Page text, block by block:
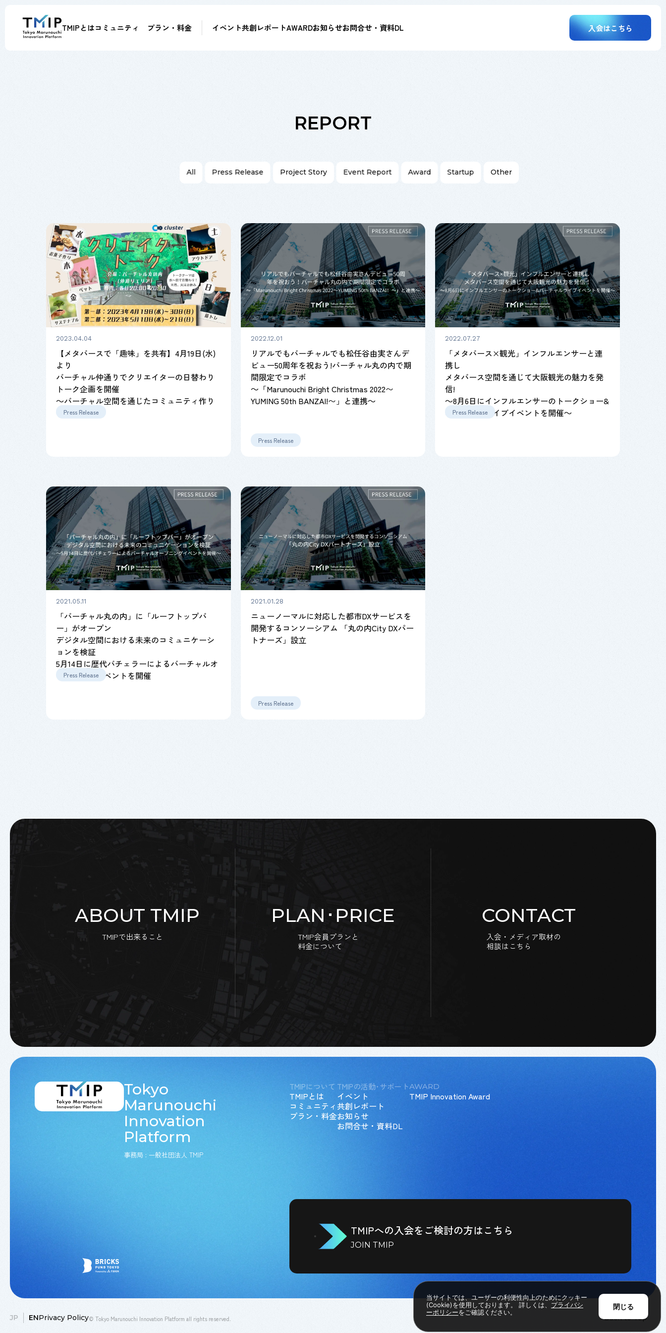
TMIPとはコミュニティ プラン・料金 イベント共創レポートAWARDお知らせお問合せ・資料DL 入会はこちら
REPORT
All Press Release Project Story Event Report Award Startup Other
2023.04.04
【メタバースで「趣味」を共有】4月19日(水)
より
バーチャル仲通りでクリエイターの日替わり
トーク企画を開催
～バーチャル空間を通じたコミュニティ作り
～Press Release
2022.12.01
リアルでもバーチャルでも松任谷由実さんデ
ビュー50周年を祝おう!バーチャル丸の内で期
間限定でコラボ
～「Marunouchi Bright Christmas 2022〜
YUMING 50th BANZAI!〜」と連携～
Press Release
2022.07.27
「メタバース×観光」インフルエンサーと連
携し
メタバース空間を通じて大阪観光の魅力を発
信!
～8月6日にインフルエンサーのトークショー&
バーチャルライブイベントを開催～
Press Release
2021.05.11
「バーチャル丸の内」に「ルーフトップバ
ー」がオープン
デジタル空間における未来のコミュニケーシ
ョンを検証
5月14日に歴代バチェラーによるバーチャルオ
ープニングイベントを開催
Press Release
2021.01.28
ニューノーマルに対応した都市DXサービスを
開発するコンソーシアム 「丸の内City DXパー
トナーズ」設立
Press Release
ABOUT TMIP
TMIPで出来ること
PLAN･PRICE
TMIP会員プランと
料金について
CONTACT
入会・メディア取材の
相談はこちら
TMIPへの入会をご検討の方はこちら
JOIN TMIP
Tokyo
Marunouchi
Innovation
Platform
事務局 : 一般社団法人 TMIP
TMIPについて
TMIPとは
コミュニティ
プラン・料金
TMIPの活動･サポート
イベント
共創レポート
お知らせ
お問合せ・資料DL
AWARD
TMIP Innovation Award
JP ENPrivacy Policy© Tokyo Marunouchi Innovation Platform all rights reserved. Back to Top
当サイトでは、ユーザーの利便性向上のためにクッキー
(Cookie)を使用しております。 詳しくは、 プライバシ
ーポリシーをご確認ください。
閉じる